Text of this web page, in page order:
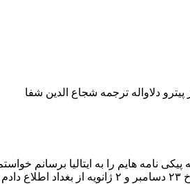
پیترو دلاواله ترجمه شجاع الدین شفا
نامه هایم را به ایتالیا برسانم